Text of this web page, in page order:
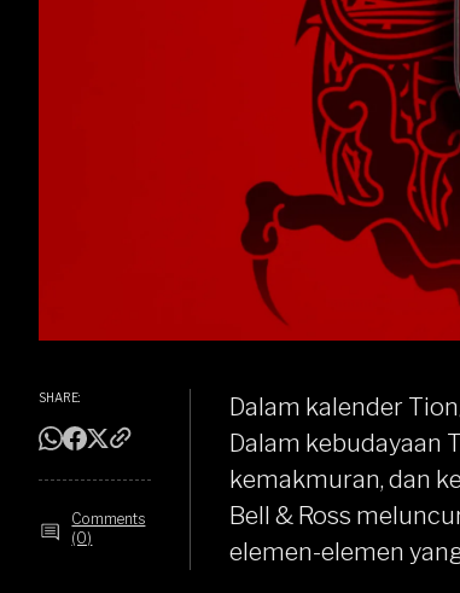
SHARE:
Comments
(0)
Dalam kalender
Dalam kebudayaan
kemakmuran, dan
Bell & Ross
elemen-elemen